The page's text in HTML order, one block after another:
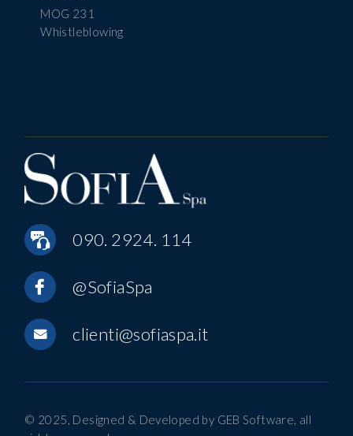
MOG 231
Whistleblowing
090. 2924. 114
@SofiaSpa
clienti@sofiaspa.it
© 2025, Designed & Developed by GEB Software, all